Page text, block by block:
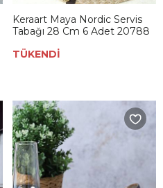
Keraart Maya Nordic Servis
Tabağı 28 Cm 6 Adet 20788
TÜKENDİ